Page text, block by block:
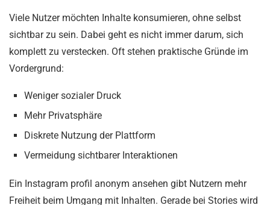
Viele Nutzer möchten Inhalte konsumieren, ohne selbst
sichtbar zu sein. Dabei geht es nicht immer darum, sich
komplett zu verstecken. Oft stehen praktische Gründe im
Vordergrund:
Weniger sozialer Druck
Mehr Privatsphäre
Diskrete Nutzung der Plattform
Vermeidung sichtbarer Interaktionen
Ein Instagram profil anonym ansehen gibt Nutzern mehr
Freiheit beim Umgang mit Inhalten. Gerade bei Stories wird